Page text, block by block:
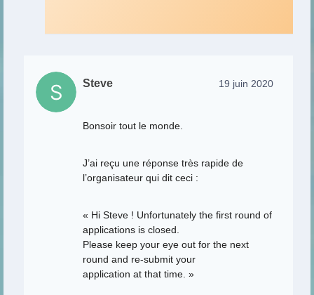
Steve 19 juin 2020
Bonsoir tout le monde.
J’ai reçu une réponse très rapide de
l’organisateur qui dit ceci :
« Hi Steve ! Unfortunately the first round of
applications is closed.
Please keep your eye out for the next
round and re-submit your
application at that time. »